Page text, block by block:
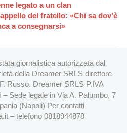
legato a un clan
del fratello: «Chi sa dov’è
a consegnarsi»
giornalistica autorizzata dal
della Dreamer SRLS direttore
Russo. Dreamer SRLS P.IVA
Sede legale in Via A. Palumbo, 7
(Napoli) Per contatti
– telefono 0818944878